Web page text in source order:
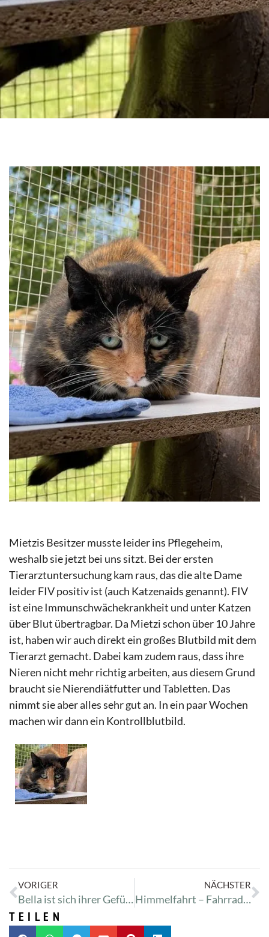
Mietzis Besitzer musste leider ins Pflegeheim,
weshalb sie jetzt bei uns sitzt. Bei der ersten
Tierarztuntersuchung kam raus, das die alte Dame
leider FIV positiv ist (auch Katzenaids genannt). FIV
ist eine Immunschwächekrankheit und unter Katzen
über Blut übertragbar. Da Mietzi schon über 10 Jahre
ist, haben wir auch direkt ein großes Blutbild mit dem
Tierarzt gemacht. Dabei kam zudem raus, dass ihre
Nieren nicht mehr richtig arbeiten, aus diesem Grund
braucht sie Nierendiätfutter und Tabletten. Das
nimmt sie aber alles sehr gut an. In ein paar Wochen
machen wir dann ein Kontrollblutbild.
VORIGER
Bella ist sich ihrer Gefühle nicht sicher
NÄCHSTER
Himmelfahrt – Fahrradtour mit Dominic ins Heim
TEILEN